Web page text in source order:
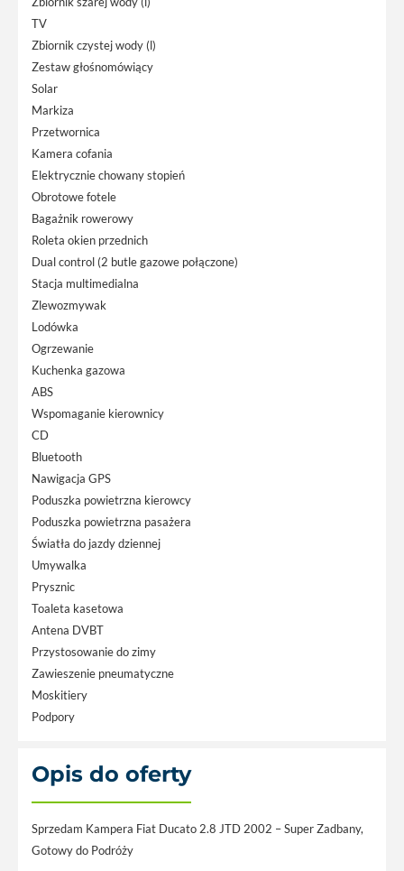
TV
Zbiornik czystej wody (l)
Zestaw głośnomówiący
Solar
Markiza
Przetwornica
Kamera cofania
Elektrycznie chowany stopień
Obrotowe fotele
Bagażnik rowerowy
Roleta okien przednich
Dual control (2 butle gazowe połączone)
Stacja multimedialna
Zlewozmywak
Lodówka
Ogrzewanie
Kuchenka gazowa
ABS
Wspomaganie kierownicy
CD
Bluetooth
Nawigacja GPS
Poduszka powietrzna kierowcy
Poduszka powietrzna pasażera
Światła do jazdy dziennej
Umywalka
Prysznic
Toaleta kasetowa
Antena DVBT
Przystosowanie do zimy
Zawieszenie pneumatyczne
Moskitiery
Podpory
Opis do oferty
Sprzedam Kampera Fiat Ducato 2.8 JTD 2002 – Super Zadbany,
Gotowy do Podróży